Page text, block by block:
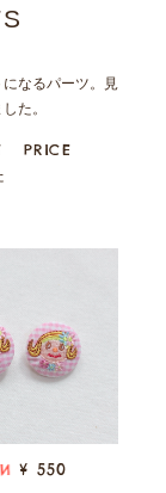
なるパーツ。見
た。
PRICE
¥ 550